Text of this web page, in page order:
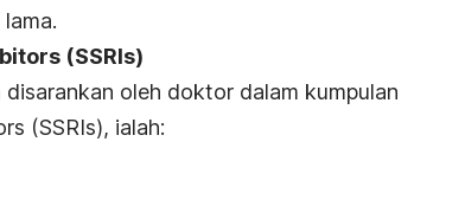
(SSRIs)
oleh doktor dalam kumpulan
(SSRIs), ialah: